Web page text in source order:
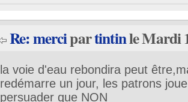
Re: mercipartintinle Mardi
la voie d'eau rebondira peut
redémarre un jour, les patrons
persuader que NON